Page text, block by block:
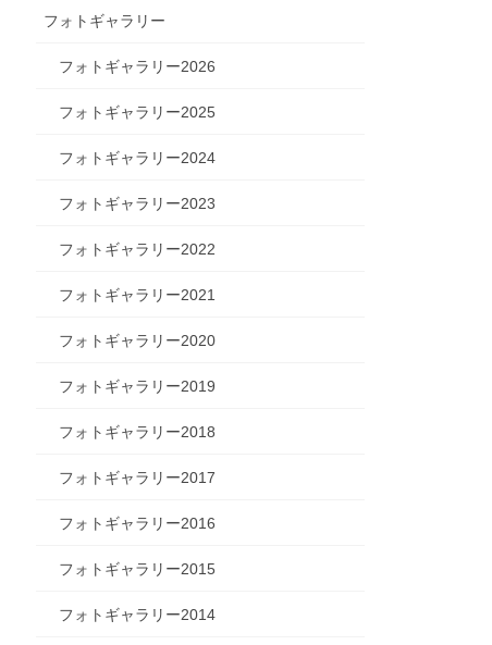
フォトギャラリー
フォトギャラリー2026
フォトギャラリー2025
フォトギャラリー2024
フォトギャラリー2023
フォトギャラリー2022
フォトギャラリー2021
フォトギャラリー2020
フォトギャラリー2019
フォトギャラリー2018
フォトギャラリー2017
フォトギャラリー2016
フォトギャラリー2015
フォトギャラリー2014